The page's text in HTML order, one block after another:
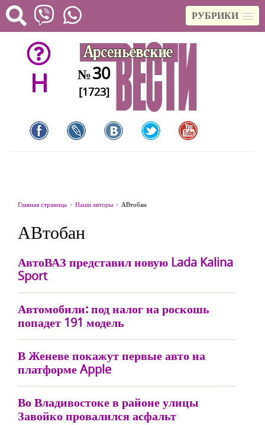
РУБРИКИ
H №30
[1723]
Главная страница Наши авторы АВтобан
АВтобан
АвтоВАЗ представил новую Lada Kalina
Sport
Автомобили: под налог на роскошь
попадет 191 модель
В Женеве покажут первые авто на
платформе Apple
Во Владивостоке в районе улицы
Завойко провалился асфальт